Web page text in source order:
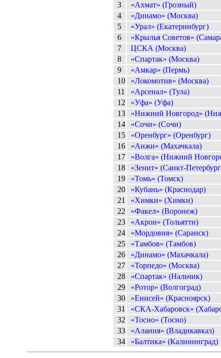
3
«Ахмат» (Грозный)
4
«Динамо» (Москва)
5
«Урал» (Екатеринбург)
6
«Крылья Советов»
7
ЦСКА (Москва)
8
«Спартак» (Москва)
9
«Амкар» (Пермь)
10
«Локомотив» (Москва)
11
«Арсенал» (Тула)
12
«Уфа» (Уфа)
13
«Нижний Новгород»
14
«Сочи» (Сочи)
15
«Оренбург» (Оренбург)
16
«Анжи» (Махачкала)
17
«Волга» (Нижний
18
«Зенит» (Санкт-
19
«Томь» (Томск)
20
«Кубань» (Краснодар)
21
«Химки» (Химки)
22
«Факел» (Воронеж)
23
«Акрон» (Тольятти)
24
«Мордовия» (Саранск)
25
«Тамбов» (Тамбов)
26
«Динамо» (Махачкала)
27
«Торпедо» (Москва)
28
«Спартак» (Нальчик)
29
«Ротор» (Волгоград)
30
«Енисей» (Красноярск)
31
«СКА-Хабаровск»
32
«Тосно» (Тосно)
33
«Алания» (Владикавказ)
34
«Балтика» (Калининград)